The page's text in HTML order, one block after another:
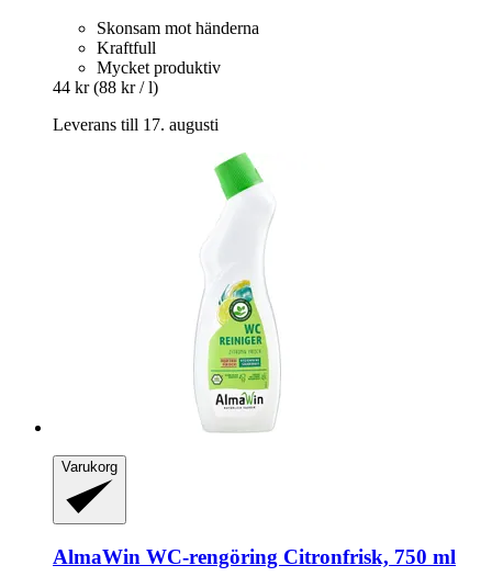
Skonsam mot händerna
Kraftfull
Mycket produktiv
44 kr (88 kr / l)
Leverans till 17. augusti
Varukorg
AlmaWin WC-​rengöring Citronfrisk, 750 ml